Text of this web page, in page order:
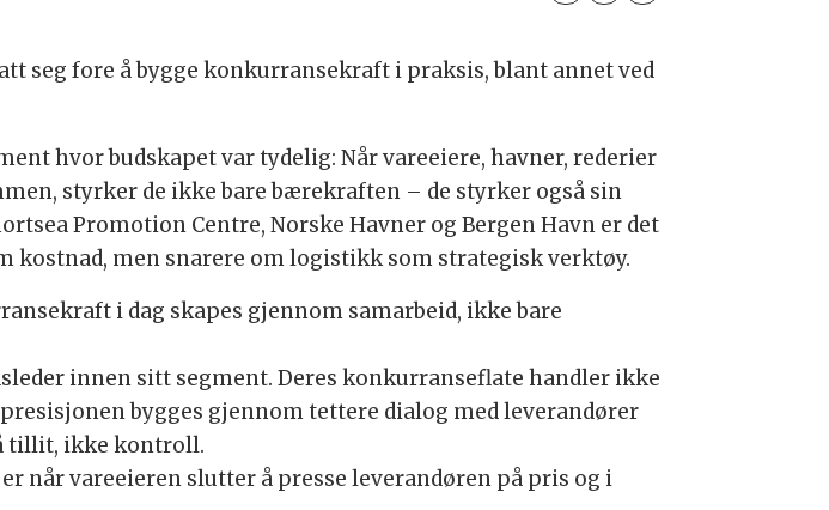
seg fore å bygge konkurransekraft i praksis, blant annet ved
hvor budskapet var tydelig: Når vareeiere, havner, rederier
styrker de ikke bare bærekraften – de styrker også sin
Promotion Centre, Norske Havner og Bergen Havn er det
kostnad, men snarere om logistikk som strategisk verktøy.
i dag skapes gjennom samarbeid, ikke bare
innen sitt segment. Deres konkurranseflate handler ikke
bygges gjennom tettere dialog med leverandører
tillit, ikke kontroll.
når vareeieren slutter å presse leverandøren på pris og i